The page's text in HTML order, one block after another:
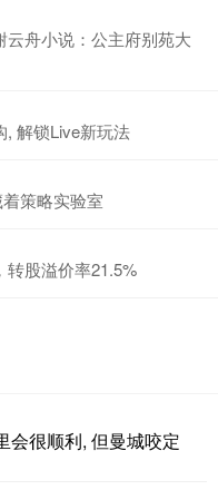
舟小说：公主府别苑大
, 解锁Live新玩法
策略实验室
转股溢价率21.5%
会很顺利, 但曼城咬定